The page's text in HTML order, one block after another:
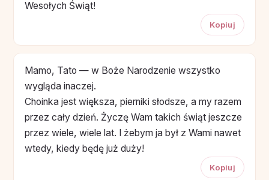
Wesołych Świąt!
Kopiuj
Mamo, Tato — w Boże Narodzenie wszystko
wygląda inaczej.
Choinka jest większa, pierniki słodsze, a my razem
przez cały dzień. Życzę Wam takich świąt jeszcze
przez wiele, wiele lat. I żebym ja był z Wami nawet
wtedy, kiedy będę już duży!
Kopiuj